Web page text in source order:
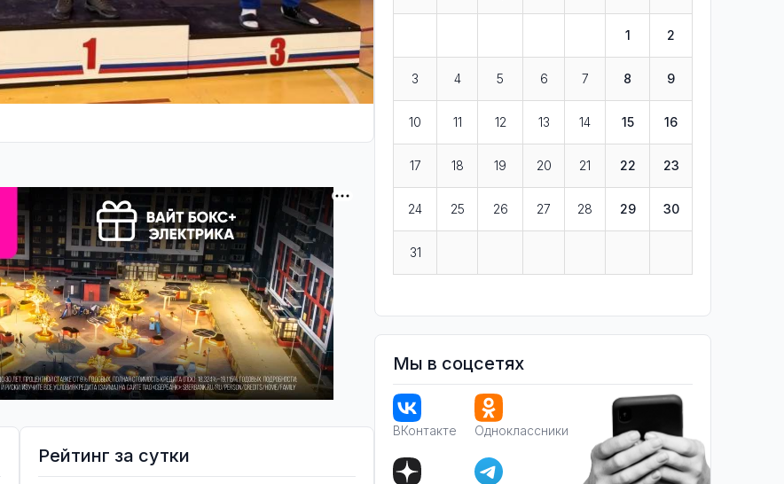
Рейтинг за сутки
1 2
3 4 5 6 7 8 9
10 11 12 13 14 15 16
17 18 19 20 21 22 23
24 25 26 27 28 29 30
31
Мы в соцсетях
ВКонтакте Одноклассники